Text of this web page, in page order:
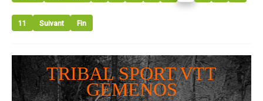
11 Suivant Fin
TRIBAL SPORT VTT
GEMENOS